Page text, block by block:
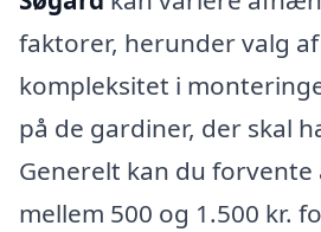
faktorer, herunder valg
kompleksitet i
på de gardiner, der skal
Generelt kan du forvente
mellem 500 og 1.500 kr.